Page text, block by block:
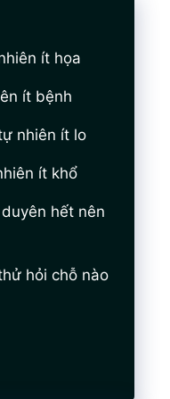
ít họa
ít bệnh
nhiên ít lo
ít khổ
hết nên
hỏi chỗ nào